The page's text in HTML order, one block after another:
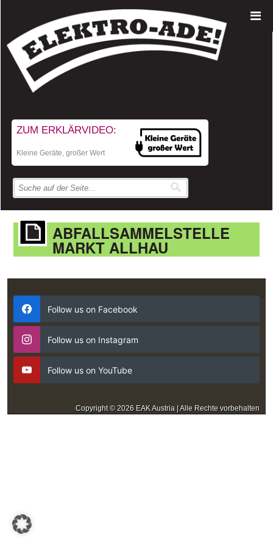
ZUM ERKLÄRVIDEO:
Kleine Geräte, großer Wert
ABFALLSAMMELSTELLE
MARKT ALLHAU
Follow us on Facebook
Follow us on Instagram
Follow us on YouTube
Copyright © 2026 EAK Austria | Alle Rechte vorbehalten